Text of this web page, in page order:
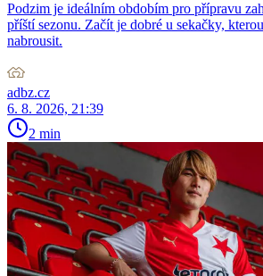
Podzim je ideálním obdobím pro přípravu
příští sezonu. Začít je dobré u sekačky,
nabrousit.
adbz.cz
6. 8. 2026, 21:39
2 min